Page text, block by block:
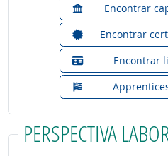
Encontrar
Encontrar
Encontrar
PERSPECTIVA